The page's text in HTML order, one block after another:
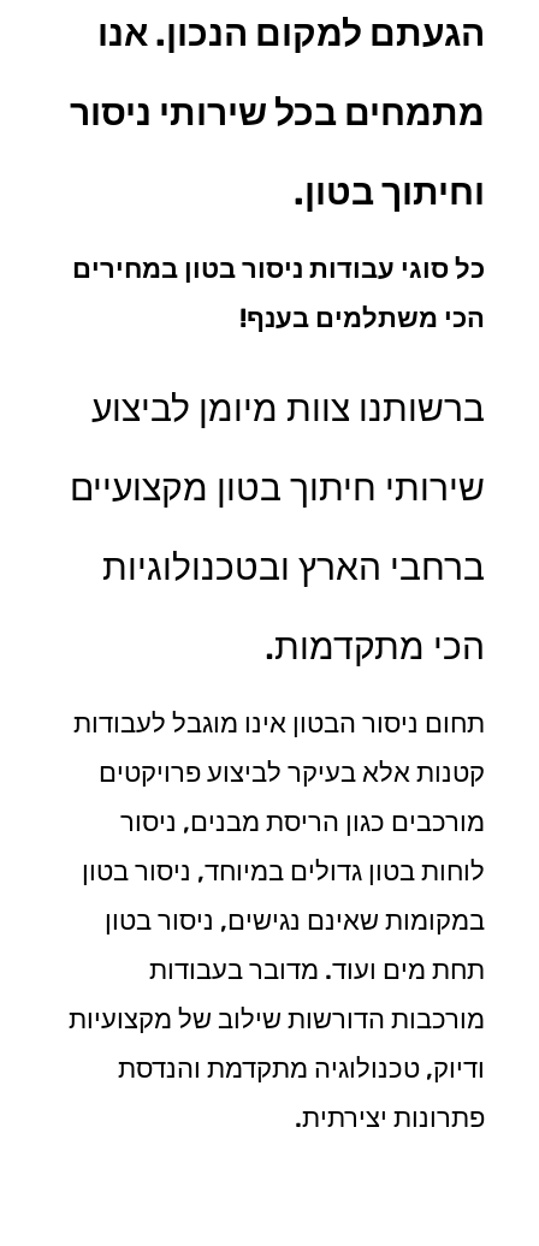
הגעתם למקום הנכון. אנו
מתמחים בכל שירותי ניסור
וחיתוך בטון.
כל סוגי עבודות ניסור בטון במחירים
הכי משתלמים בענף!
ברשותנו צוות מיומן לביצוע
שירותי חיתוך בטון מקצועיים
ברחבי הארץ ובטכנולוגיות
הכי מתקדמות.
תחום ניסור הבטון אינו מוגבל לעבודות
קטנות אלא בעיקר לביצוע פרויקטים
מורכבים כגון הריסת מבנים, ניסור
לוחות בטון גדולים במיוחד, ניסור בטון
במקומות שאינם נגישים, ניסור בטון
תחת מים ועוד. מדובר בעבודות
מורכבות הדורשות שילוב של מקצועיות
ודיוק, טכנולוגיה מתקדמת והנדסת
פתרונות יצירתית.